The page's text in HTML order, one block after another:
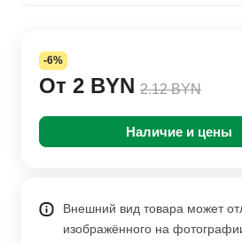
-6%
От 2 BYN 2.12 BYN
Наличие и цены
Внешний вид товара может
изображённого на